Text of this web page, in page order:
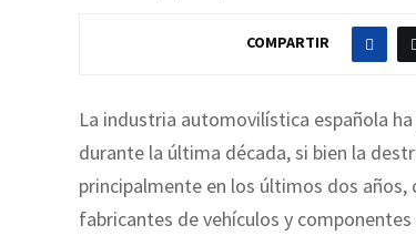
COMPARTIR
La industria automovilística española
durante la última década, si bien la
principalmente en los últimos dos
fabricantes de vehículos y componentes